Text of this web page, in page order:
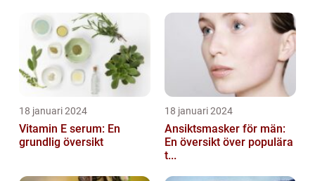
18 januari 2024
Vitamin E serum: En
grundlig översikt
18 januari 2024
Ansiktsmasker för män:
En översikt över populära
t...